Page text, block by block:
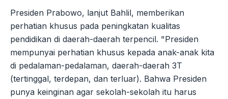
Presiden Prabowo, lanjut Bahlil, memberikan
perhatian khusus pada peningkatan kualitas
pendidikan di daerah-daerah terpencil. "Presiden
mempunyai perhatian khusus kepada anak-anak kita
di pedalaman-pedalaman, daerah-daerah 3T
(tertinggal, terdepan, dan terluar). Bahwa Presiden
punya keinginan agar sekolah-sekolah itu harus